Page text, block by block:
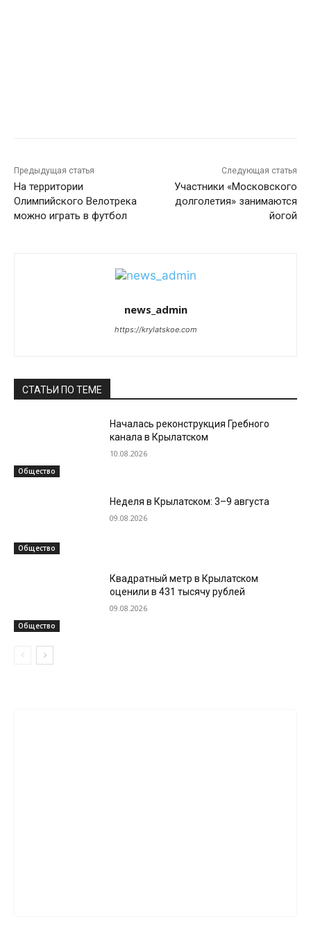
Предыдущая статья
На территории
Олимпийского Велотрека
можно играть в футбол
Следующая статья
Участники «Московского
долголетия» занимаются
йогой
news_admin
https://krylatskoe.com
СТАТЬИ ПО ТЕМЕ
Общество
Началась реконструкция Гребного
канала в Крылатском
10.08.2026
Общество
Неделя в Крылатском: 3–9 августа
09.08.2026
Общество
Квадратный метр в Крылатском
оценили в 431 тысячу рублей
09.08.2026